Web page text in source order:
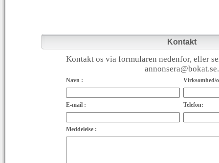
Kontakt
Kontakt os via formularen nedenfor, eller
annonsera@bokat.se.
Navn : Virksomhed/
E-mail : Telefon:
Meddelelse :